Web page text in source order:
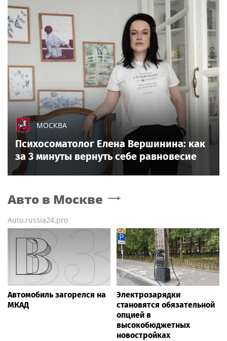
МОСКВА
Психосоматолог Елена Вершинина: как
за 3 минуты вернуть себе равновесие
Авто в Москве
Auto.russia24.pro
Автомобиль загорелся на
МКАД
Электрозарядки
становятся обязательной
опцией в
высокобюджетных
новостройках